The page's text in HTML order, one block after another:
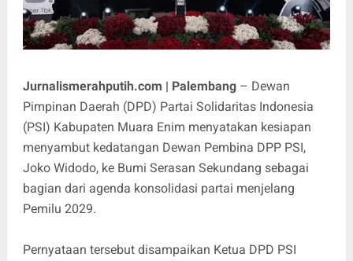
Jurnalismerahputih.com | Palembang– Dewan
Pimpinan Daerah (DPD) Partai Solidaritas Indonesia
(PSI) Kabupaten Muara Enim menyatakan kesiapan
menyambut kedatangan Dewan Pembina DPP PSI,
Joko Widodo, ke Bumi Serasan Sekundang sebagai
bagian dari agenda konsolidasi partai menjelang
Pemilu 2029.
Pernyataan tersebut disampaikan Ketua DPD PSI